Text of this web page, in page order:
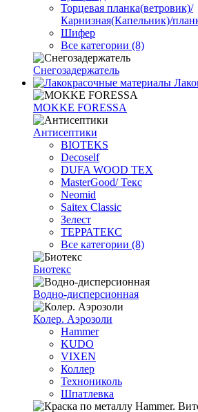
Торцевая планка(ветровик)/
Карнизная(Капельник)/
Шифер
Все категории (8)
Снегозадержатель
MOKKE FORESSA
Антисептики
BIOTEKS
Decoself
DUFA WOOD TEX
MasterGood/ Текс
Neomid
Saitex Classic
Зелест
ТЕРРАТЕКС
Все категории (8)
Биотекс
Водно-дисперсионная
Колер. Аэрозоли
Hammer
KUDO
VIXEN
Коллер
Технониколь
Шпатлевка